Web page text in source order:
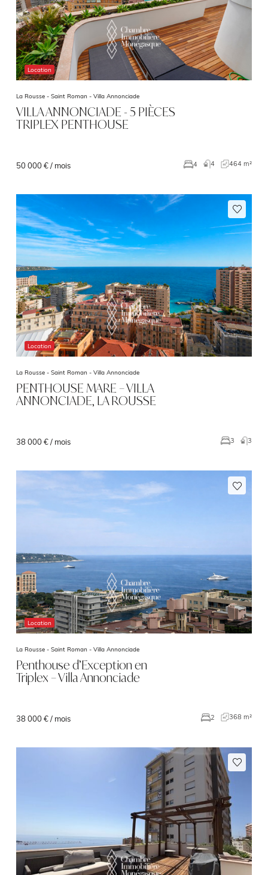
Location
La Rousse - Saint Roman - Villa Annonciade
VILLA ANNONCIADE - 5 PIÈCES
TRIPLEX PENTHOUSE
50 000 € / mois 4 4 464 m²
Location
La Rousse - Saint Roman - Villa Annonciade
PENTHOUSE MARE – VILLA
ANNONCIADE, LA ROUSSE
38 000 € / mois 3 3
Location
La Rousse - Saint Roman - Villa Annonciade
Penthouse d’Exception en
Triplex – Villa Annonciade
38 000 € / mois 2 368 m²